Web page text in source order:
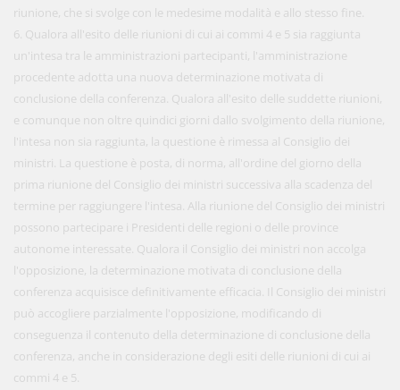
riunione, che si svolge con le medesime modalità e allo stesso fine.
6. Qualora all'esito delle riunioni di cui ai commi 4 e 5 sia raggiunta
un'intesa tra le amministrazioni partecipanti, l'amministrazione
procedente adotta una nuova determinazione motivata di
conclusione della conferenza. Qualora all'esito delle suddette riunioni,
e comunque non oltre quindici giorni dallo svolgimento della riunione,
l'intesa non sia raggiunta, la questione è rimessa al Consiglio dei
ministri. La questione è posta, di norma, all'ordine del giorno della
prima riunione del Consiglio dei ministri successiva alla scadenza del
termine per raggiungere l'intesa. Alla riunione del Consiglio dei ministri
possono partecipare i Presidenti delle regioni o delle province
autonome interessate. Qualora il Consiglio dei ministri non accolga
l'opposizione, la determinazione motivata di conclusione della
conferenza acquisisce definitivamente efficacia. Il Consiglio dei ministri
può accogliere parzialmente l'opposizione, modificando di
conseguenza il contenuto della determinazione di conclusione della
conferenza, anche in considerazione degli esiti delle riunioni di cui ai
commi 4 e 5.